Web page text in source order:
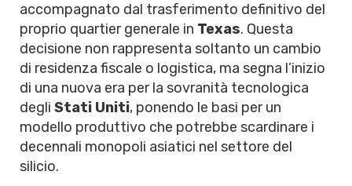
accompagnato dal trasferimento definitivo del
proprio quartier generale in Texas. Questa
decisione non rappresenta soltanto un cambio
di residenza fiscale o logistica, ma segna l’inizio
di una nuova era per la sovranità tecnologica
degli Stati Uniti, ponendo le basi per un
modello produttivo che potrebbe scardinare i
decennali monopoli asiatici nel settore del
silicio.